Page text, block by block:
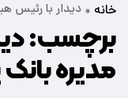
خانه دیدار با رئیس
برچسب:
مدیره